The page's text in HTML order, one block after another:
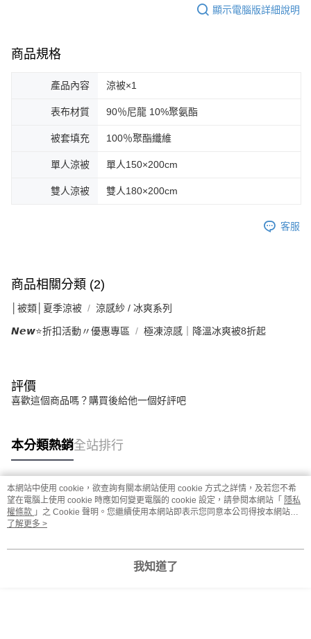
顯示電腦版詳細說明
商品規格
產品內容 涼被×1
表布材質 90％尼龍 10%聚氨酯
被套填充 100％聚酯纖維
單人涼被 單人150×200cm
雙人涼被 雙人180×200cm
客服
商品相關分類 (2)
│被類│夏季涼被 涼感紗 / 冰爽系列
𝙉𝙚𝙬⭐折扣活動〃優惠專區 極凍涼感｜降溫冰爽被8折起
評價
喜歡這個商品嗎？購買後給他一個好評吧
本分類熱銷全站排行
熱門標籤
本網站中使用 cookie，欲查詢有關本網站使用 cookie 方式之詳情，及若您不希
望在電腦上使用 cookie 時應如何變更電腦的 cookie 設定，請參閱本網站「 隱私
權條款 」之 Cookie 聲明。您繼續使用本網站即表示您同意本公司得按本網站使
用條款之 Cookie 聲明使用 cookie。
了解更多 >
我知道了